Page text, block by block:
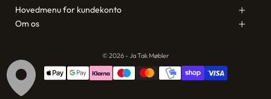
Hovedmenu for kundekonto
Om os
© 2026 - Ja Tak Møbler